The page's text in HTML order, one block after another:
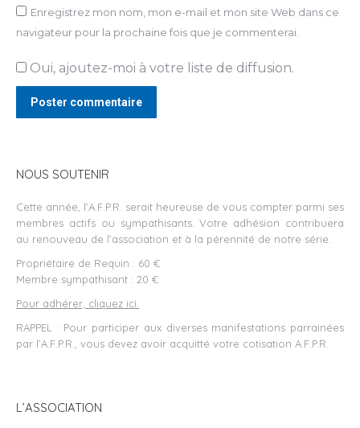
Enregistrez mon nom, mon e-mail et mon site Web dans ce
navigateur pour la prochaine fois que je commenterai.
Oui, ajoutez-moi à votre liste de diffusion.
Poster commentaire
NOUS SOUTENIR
Cette année, l’A.F.P.R. serait heureuse de vous compter parmi ses
membres actifs ou sympathisants. Votre adhésion contribuera
au renouveau de l’association et à la pérennité de notre série.
Propriétaire de Requin : 60 €
Membre sympathisant : 20 €
Pour adhérer, cliquez ici.
RAPPEL : Pour participer aux diverses manifestations parrainées
par l’A.F.P.R., vous devez avoir acquitté votre cotisation A.F.P.R.
L’ASSOCIATION